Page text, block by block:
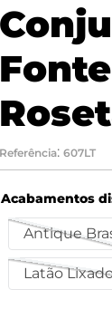
Referência: 607LT
Acabamentos
Antique
Latão